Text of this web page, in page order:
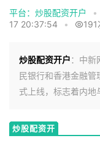
平台：炒股配资开户 •
17 20:37:54
• 191
炒股配资开户：中新
民银行和香港金融
式上线，标志着内地
炒股配资开